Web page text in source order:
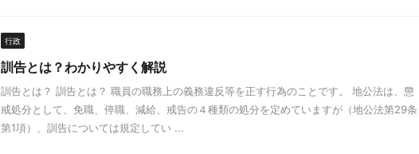
行政
訓告とは？わかりやすく解説
訓告とは？ 訓告とは？ 職員の職務上の義務違反等を正す行為のことです。 地公法は、懲
戒処分として、免職、停職、減給、戒告の４種類の処分を定めていますが（地公法第29条
第1項）、訓告については規定してい ...